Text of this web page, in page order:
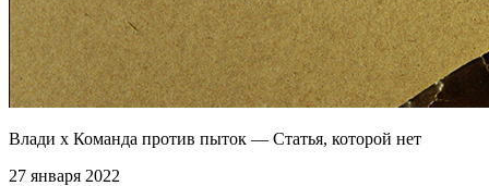
Влади х Команда против пыток — Статья, которой нет
27 января 2022